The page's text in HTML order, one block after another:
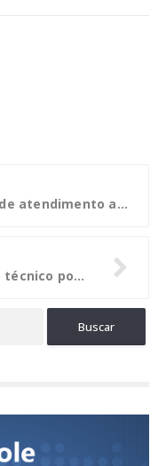
Crea-MT altera horário de atendimento ao público durante jogos do Brasil na Copa do Mundo
MEMÓRIA PRESERVADA: Acervo técnico pode ser solicitado por profissionais registrados no Crea-MT